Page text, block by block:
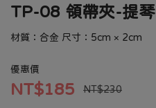
TP-08 領帶夾-提琴
材質：合金 尺寸：5cm × 2cm
優惠價
NT$185 NT$230